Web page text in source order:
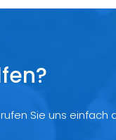
Sie uns einfach